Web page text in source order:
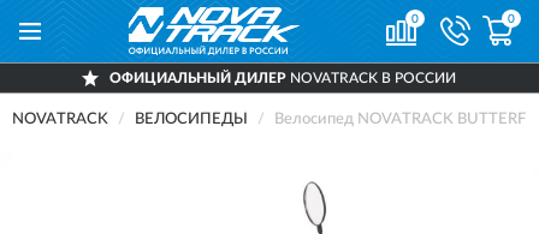
0 0
ОФИЦИАЛЬНЫЙ ДИЛЕРNOVATRACK В РОССИИ
NOVATRACK ВЕЛОСИПЕДЫ Велосипед NOVATRACK